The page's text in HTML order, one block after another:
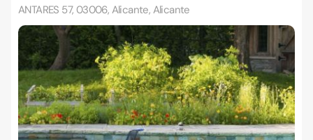
ANTARES 57, 03006, Alicante, Alicante